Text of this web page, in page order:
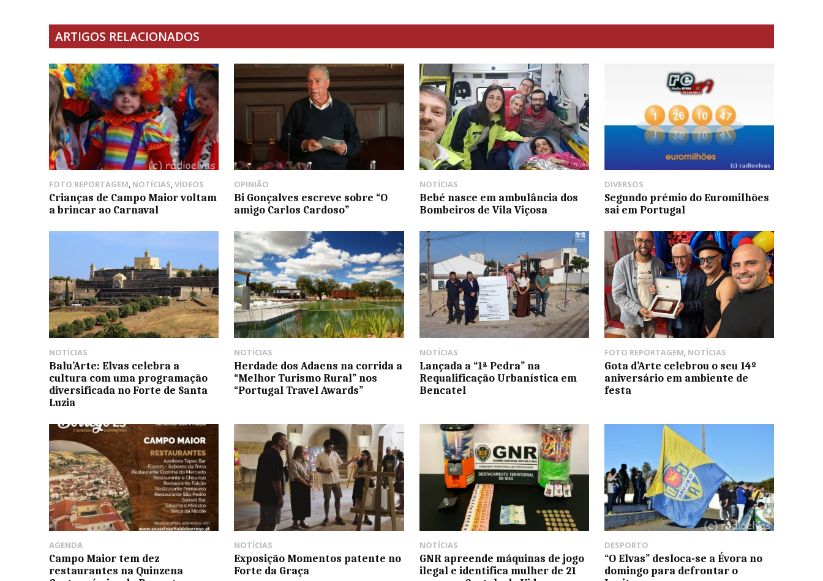
ARTIGOS RELACIONADOS
FOTO REPORTAGEM, NOTÍCIAS,VÍDEOS
Crianças de Campo Maior voltam
a brincar ao Carnaval
OPINIÃO
Bi Gonçalves escreve sobre “O
amigo Carlos Cardoso”
NOTÍCIAS
Bebé nasce em ambulância dos
Bombeiros de Vila Viçosa
DIVERSOS
Segundo prémio do Euromilhões
sai em Portugal
NOTÍCIAS
Balu’Arte: Elvas celebra a
cultura com uma programação
diversificada no Forte de Santa
Luzia
NOTÍCIAS
Herdade dos Adaens na corrida a
“Melhor Turismo Rural” nos
“Portugal Travel Awards”
NOTÍCIAS
Lançada a “1ª Pedra” na
Requalificação Urbanística em
Bencatel
FOTO REPORTAGEM, NOTÍCIAS
Gota d’Arte celebrou o seu 14º
aniversário em ambiente de
festa
AGENDA
Campo Maior tem dez
restaurantes na Quinzena
NOTÍCIAS
Exposição Momentos patente no
Forte da Graça
NOTÍCIAS
GNR apreende máquinas de jogo
ilegal e identifica mulher de 21
DESPORTO
“O Elvas” desloca-se a Évora no
domingo para defrontar o